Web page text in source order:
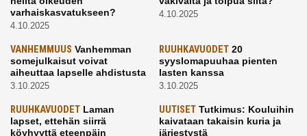
varhaiskasvatukseen?
4.10.2025
4.10.2025
VANHEMMUUS Vanhemman
somejulkaisut voivat
aiheuttaa lapselle ahdistusta
3.10.2025
RUUHKAVUODET20
syyslomapuuhaa pienten
lasten kanssa
3.10.2025
RUUHKAVUODET Laman
lapset, ettehän siirrä
köyhyyttä eteenpäin
UUTISETTutkimus: Kouluihin
kaivataan takaisin kuria ja
järjestystä